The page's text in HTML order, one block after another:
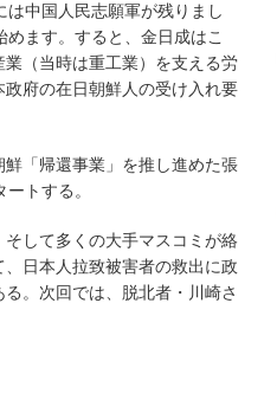
は中国人民志願軍が残りまし
ます。すると、金日成はこ
（当時は重工業）を支える労
府の在日朝鮮人の受け入れ要
「帰還事業」を推し進めた張
トする。
して多くの大手マスコミが絡
日本人拉致被害者の救出に政
。次回では、脱北者・川崎さ